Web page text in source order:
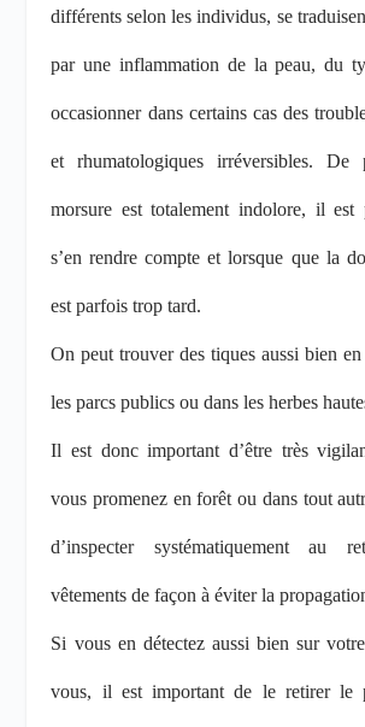
différents selon les individus, se
par une inflammation de la peau, du
occasionner dans certains cas des
et rhumatologiques irréversibles. De
morsure est totalement indolore, il
s’en rendre compte et lorsque que la
est parfois trop tard.
On peut trouver des tiques aussi bien
les parcs publics ou dans les herbes
Il est donc important d’être très
vous promenez en forêt ou dans tout
d’inspecter systématiquement au
vêtements de façon à éviter la
Si vous en détectez aussi bien sur
vous, il est important de le retirer le